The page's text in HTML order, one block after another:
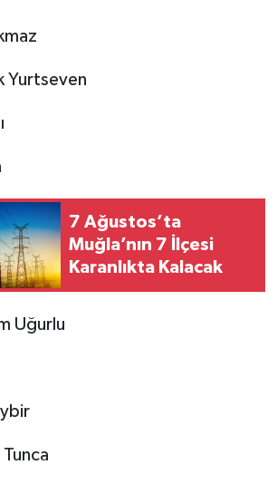
Yurtseven
7 Ağustos’ta
Muğla’nın 7 İlçesi
Karanlıkta Kalacak
Uğurlu